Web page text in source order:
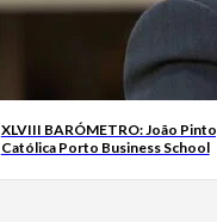
XLVIII BARÓMETRO: João Pinto,
Católica Porto Business School